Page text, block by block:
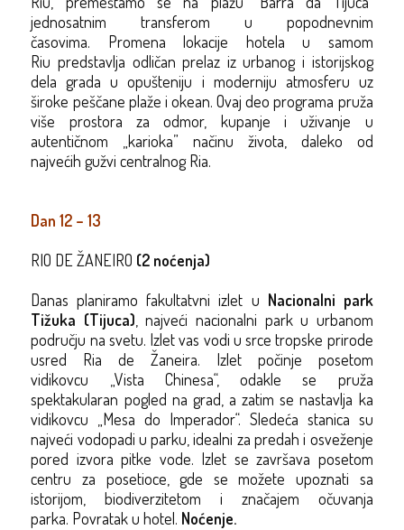
jednosatnim transferom u popodnevnim
časovima.
Promena lokacije hotela u samom
Riupredstavlja odličan prelaz iz urbanog i istorijskog
dela grada u opušteniju i moderniju atmosferu uz
široke peščane plaže i okean.Ovaj deo programa pruža
više prostora za odmor, kupanje i uživanje u
autentičnom „karioka” načinu života, daleko od
najvećih gužvi centralnog Ria.
Dan 12 – 13
RIO DE ŽANEIRO (2 noćenja)
Danas planiramo fakultatvni izlet u Nacionalni park
Tižuka (Tijuca) , najveći nacionalni park u urbanom
području na svetu. Izlet vas vodi u srce tropske prirode
usred Ria de Žaneira. Izletpočinje posetom
vidikovcu
Vista Chinesa“, odakle se pruža
spektakularan pogled na grad, a zatim se nastavlja ka
vidikovcu
Mesa do Imperador“. Sledeća stanica su
najveći vodopadi u parku, idealni za predah i osveženje
pored izvora pitke vode. Izlet se završava posetom
centru za posetioce, gde se možete upoznati sa
istorijom, biodiverzitetom i značajem očuvanja
parka. Povratak u hotel. Noćenje.